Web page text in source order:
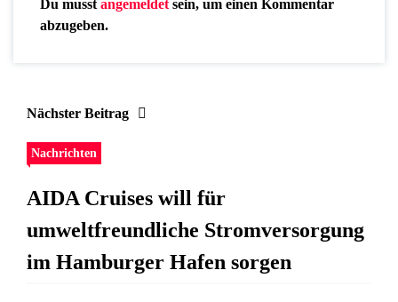
Du musst angemeldet sein, um einen Kommentar
abzugeben.
Nächster Beitrag
Nachrichten
AIDA Cruises will für
umweltfreundliche Stromversorgung
im Hamburger Hafen sorgen